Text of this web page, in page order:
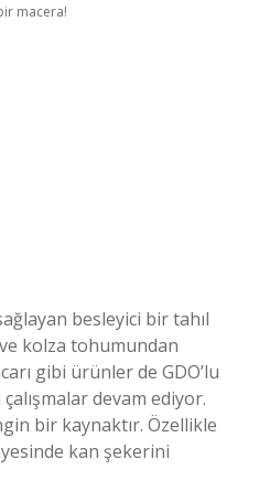
macera!
besleyici bir tahıl
kolza tohumundan
gibi ürünler de GDO’lu
devam ediyor.
bir kaynaktır. Özellikle
kan şekerini